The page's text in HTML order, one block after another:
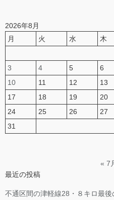
2026年8月
月
火 水 木
3
4 5 6
10
11 12 13
17
18 19 20
24
25 26 27
31
« 7
最近の投稿
不通区間の津軽線28・８キロ最